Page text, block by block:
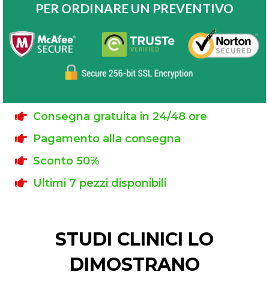
PER ORDINARE UN PREVENTIVO
Consegna gratuita in 24/48 ore
Pagamento alla consegna
Sconto 50%
Ultimi 7 pezzi disponibili
STUDI CLINICI LO
DIMOSTRANO